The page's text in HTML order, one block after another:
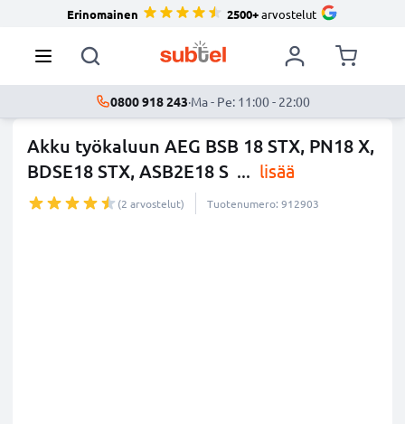
Erinomainen 2500+arvostelut
0800 918 243·Ma - Pe: 11:00 - 22:00
Akku työkaluun AEG BSB 18 STX, PN18 X,
BDSE18 STX, ASB2E18 S ... lisää
(2 arvostelut) Tuotenumero: 912903